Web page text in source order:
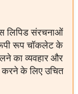
लिपिड संरचनाओं
रूप चॉकलेट के
का व्यवहार और
करने के लिए उचित